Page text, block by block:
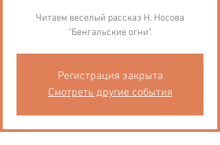
Читаем веселый рассказ Н. Носова
"Бенгальские огни".
Регистрация закрыта
Смотреть другие события